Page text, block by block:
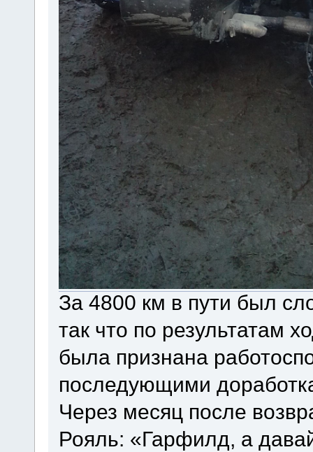
За 4800 км в пути был
так что по результатам
была признана
последующими
Через месяц после
Рояль: «Гарфилд, а